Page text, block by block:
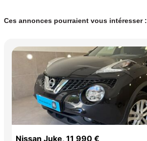
Ces annonces pourraient vous intéresser :
Nissan Juke, 11 990 €